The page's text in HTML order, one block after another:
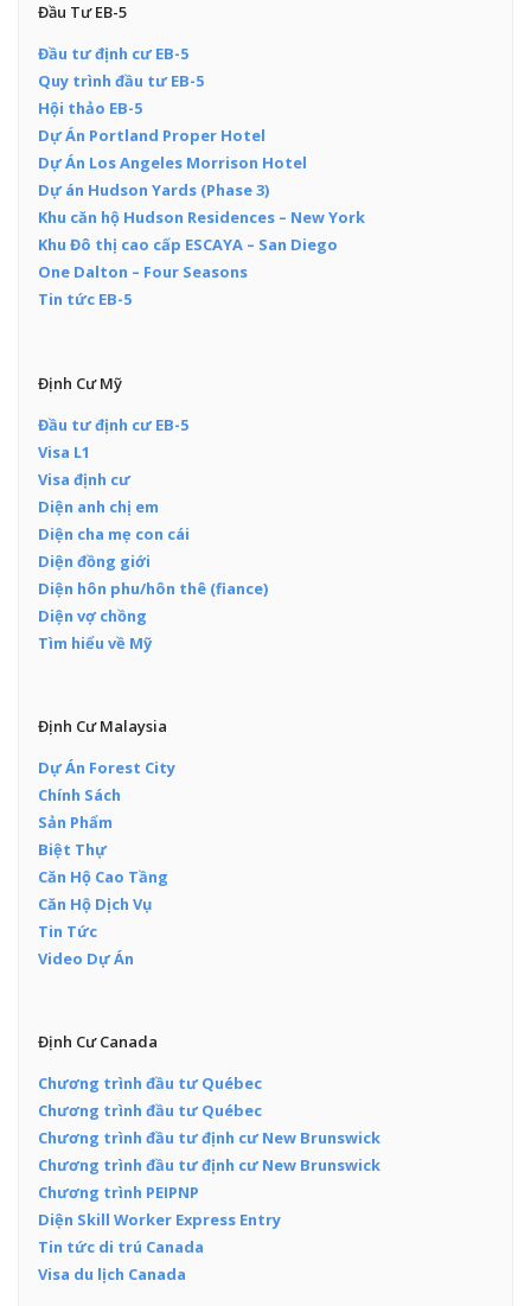
Đầu Tư EB-5
Đầu tư định cư EB-5
Quy trình đầu tư EB-5
Hội thảo EB-5
Dự Án Portland Proper Hotel
Dự Án Los Angeles Morrison Hotel
Dự án Hudson Yards (Phase 3)
Khu căn hộ Hudson Residences – New York
Khu Đô thị cao cấp ESCAYA – San Diego
One Dalton – Four Seasons
Tin tức EB-5
Định Cư Mỹ
Đầu tư định cư EB-5
Visa L1
Visa định cư
Diện anh chị em
Diện cha mẹ con cái
Diện đồng giới
Diện hôn phu/hôn thê (fiance)
Diện vợ chồng
Tìm hiểu về Mỹ
Định Cư Malaysia
Dự Án Forest City
Chính Sách
Sản Phẩm
Biệt Thự
Căn Hộ Cao Tầng
Căn Hộ Dịch Vụ
Tin Tức
Video Dự Án
Định Cư Canada
Chương trình đầu tư Québec
Chương trình đầu tư Québec
Chương trình đầu tư định cư New Brunswick
Chương trình đầu tư định cư New Brunswick
Chương trình PEIPNP
Diện Skill Worker Express Entry
Tin tức di trú Canada
Visa du lịch Canada